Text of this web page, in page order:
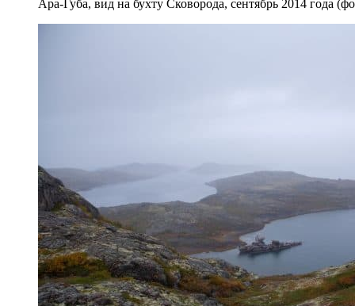
Ара-Губа, вид на бухту Сковорода, сентябрь 2014 года